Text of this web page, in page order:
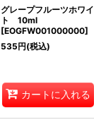
グレープフルーツホワイ
ト 10ml
[EOGFW001000000]
535円(税込)
カートに入れる